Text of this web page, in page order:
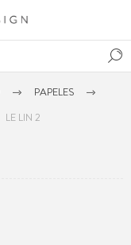
PAPELES
LE LIN 2